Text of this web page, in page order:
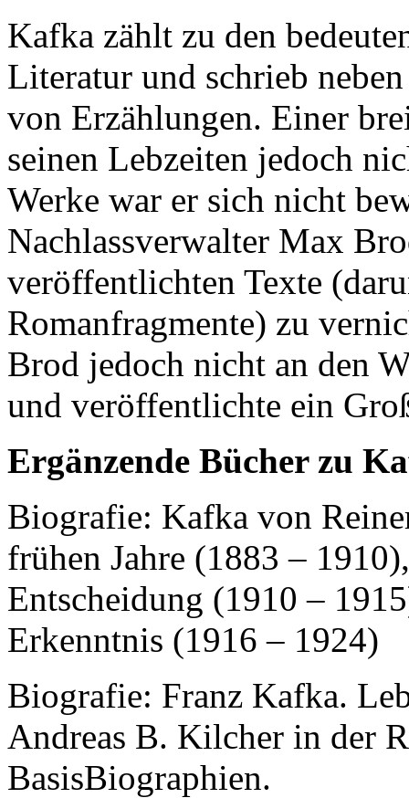
Kafka zählt zu den
Literatur und schrieb
von Erzählungen. Einer
seinen Lebzeiten jedoch
Werke war er sich nicht
Nachlassverwalter Max
veröffentlichten Texte
Romanfragmente) zu
Brod jedoch nicht an den
und veröffentlichte ein
Ergänzende Bücher zu
Biografie: Kafka von
frühen Jahre (1883 –
Entscheidung (1910 –
Erkenntnis (1916 – 1924)
Biografie: Franz Kafka.
Andreas B. Kilcher in der
BasisBiographien.